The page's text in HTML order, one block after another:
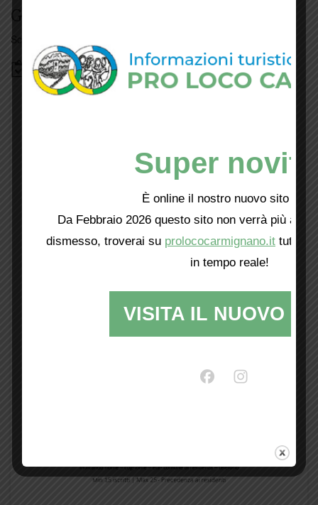
Giorno per giorno a Carmignano
Scopri tutti gli eventi
Bacheca
Super
È online il nostro nuovo sito web!
Da Febbraio 2026 questo sito non verrà più
dismesso, troverai su prolococarmignano.it tutti i
in tempo reale!
VISITA IL NUOVO